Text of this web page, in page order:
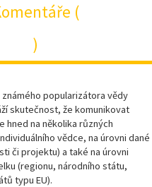
(
)
popularizátora vědy
skutečnost, že komunikovat
hned na několika různých
vědce, na úrovni dané
či projektu) a také na úrovni
(regionu, národního státu,
typu EU).